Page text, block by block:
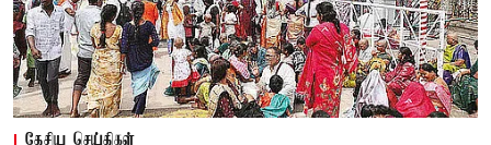
தேசிய செய்திகள்